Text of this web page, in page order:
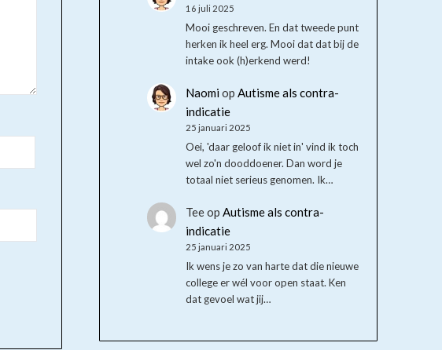
16 juli 2025
Mooi geschreven. En dat tweede punt
herken ik heel erg. Mooi dat dat bij de
intake ook (h)erkend werd!
Naomiop Autisme als contra-
indicatie
25 januari 2025
Oei, 'daar geloof ik niet in' vind ik toch
wel zo'n dooddoener. Dan word je
totaal niet serieus genomen. Ik…
Teeop Autisme als contra-
indicatie
25 januari 2025
Ik wens je zo van harte dat die nieuwe
college er wél voor open staat. Ken
dat gevoel wat jij…